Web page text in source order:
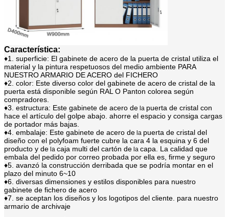
Característica:
♦1. superficie: El gabinete de acero de la puerta de cristal utiliza el
material y la pintura respetuosos del medio ambiente PARA
NUESTRO ARMARIO DE ACERO del FICHERO
♦2. color: Este diverso color del gabinete de acero de cristal de la
puerta está disponible según RAL O Panton colorea según
compradores.
♦3. estructura: Este gabinete de acero de la puerta de cristal con
hace el artículo del golpe abajo. ahorre el espacio y consiga cargas
de portador más bajas.
♦4. embalaje: Este gabinete de acero de la puerta de cristal del
diseño con el polyfoam fuerte cubre la cara 4 la esquina y 6 del
producto y de la caja multi del cartón de la capa. La calidad que
embala del pedido por correo probada por ella es, firme y seguro
♦5. avanzó la construcción derribada que se podría montar en el
plazo del minuto 6~10
♦6. diversas dimensiones y estilos disponibles para nuestro
gabinete de fichero de acero
♦7. se aceptan los diseños y los logotipos del cliente. para nuestro
armario de archivaje